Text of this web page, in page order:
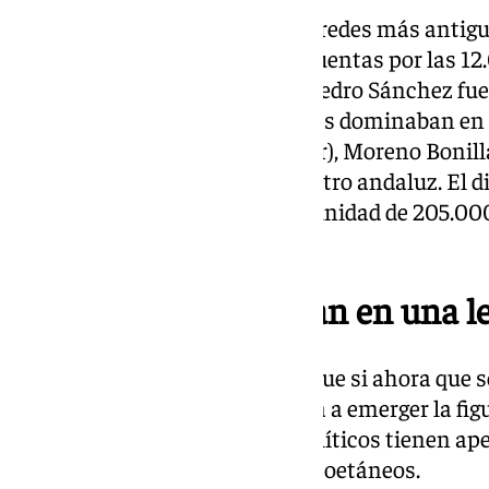
Similar distancia en una de las redes más
malagueño le siguen 162.000 cuentas por las
ser ministra de Hacienda con Pedro Sánchez
Andalucía cuando los socialistas dominaban
respectivo a X (histórico Twitter), Moreno
principal contrincante por el cetro andaluz. El
replica sus tuits para una comunidad de
Apellidos que cambian en una
Evidentemente, habrá que ver que si ahora
del socialismo andaluz empieza a emerger la
distancias. Estos dos rivales políticos tienen
una letra y son prácticamente coetáneos.